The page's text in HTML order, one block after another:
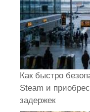
Как быстро
Steam и
задержек